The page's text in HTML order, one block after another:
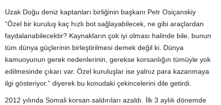
Uzak Doğu deniz kaptanları birliğinin başkanı Petr Osiçanskiy
“Özel bir kuruluş kaç hızlı bot sağlayabilecek, ne gibi araçlardan
faydalanabilecektir? Kaynakların çok iyi olması halinde bile, bunun
tüm dünya güçlerinin birleştirilmesi demek değil ki. Dünya
kamuoyunun gerek nedenlerinin, gerekse korsanlığın tümüyle yok
edilmesinde çıkarı var. Özel kuruluşlar ise yalnız para kazanmaya
ilgi gösteriyor.” diyerek bu konudaki çekincelerini dile getirdi.
2012 yılında Somali korsan saldırıları azaldı. İlk 3 aylık dönemde